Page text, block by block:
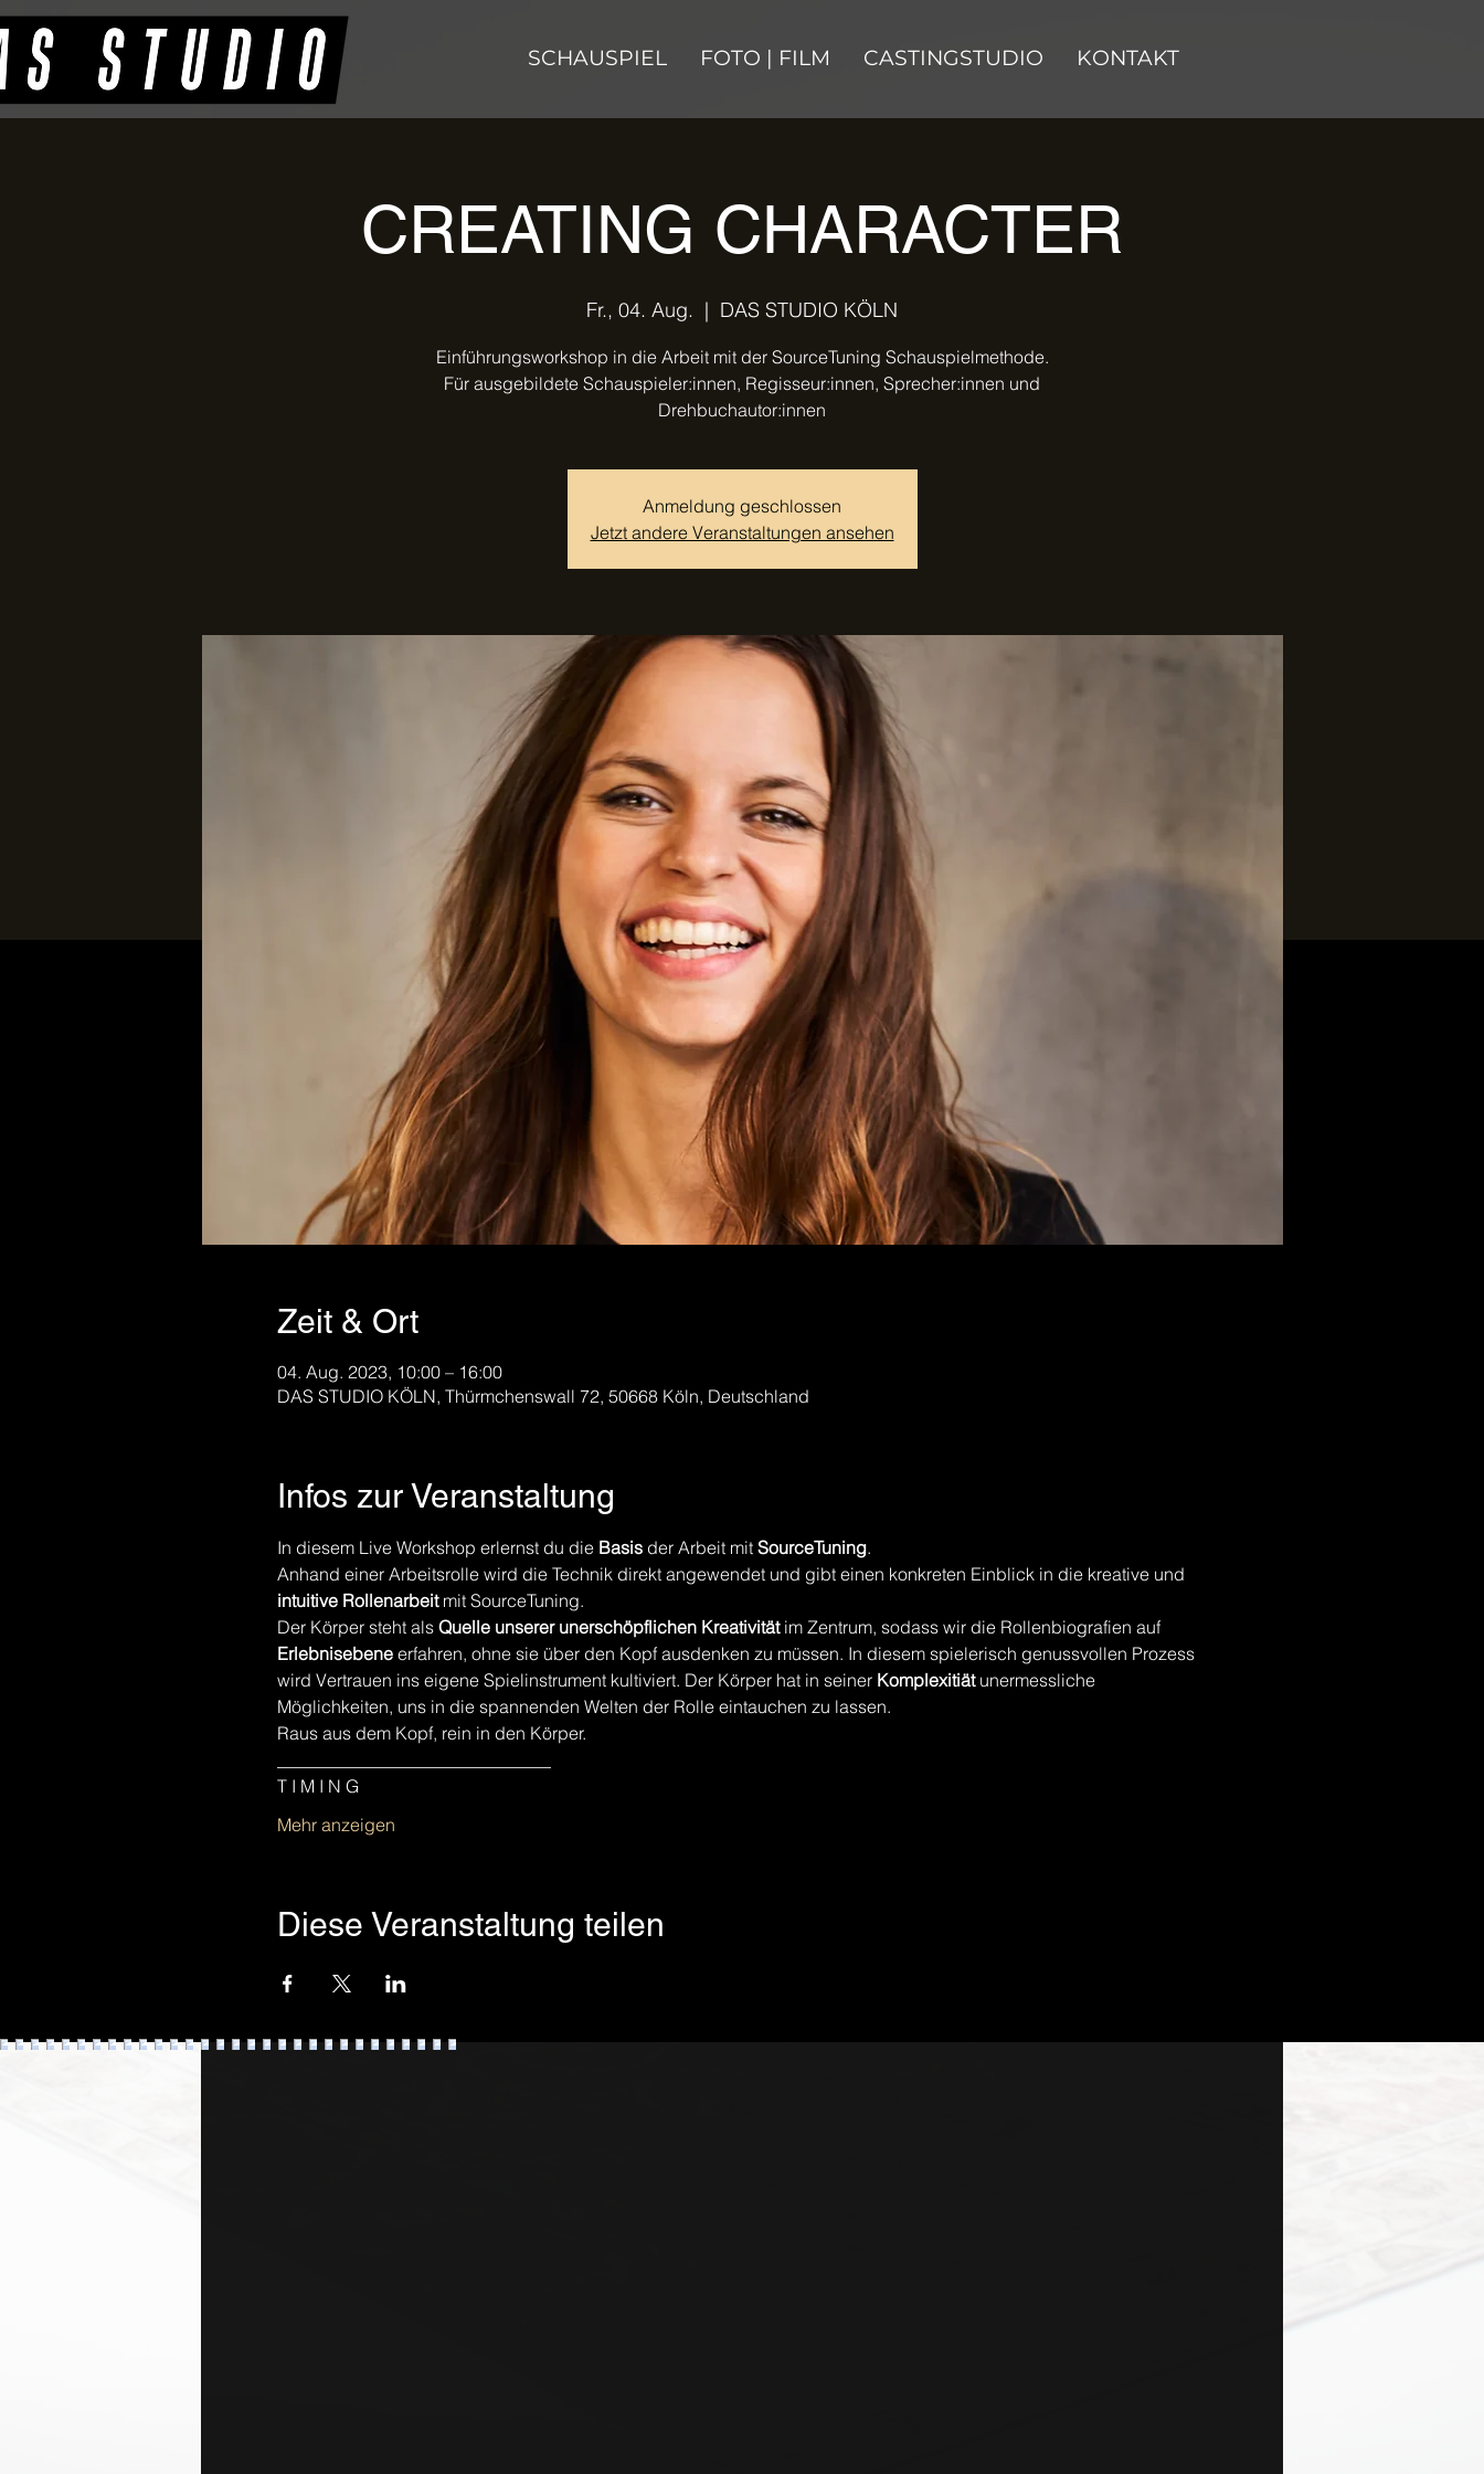
SCHAUSPIEL FOTO | FILM CASTINGSTUDIO KONTAKT
CREATING CHARACTER
Fr., 04. Aug.
  |
DAS STUDIO KÖLN
Einführungsworkshop in die Arbeit mit der SourceTuning Schauspielmethode.
Für ausgebildete Schauspieler:innen, Regisseur:innen, Sprecher:innen und
Drehbuchautor:innen
Anmeldung geschlossen
Jetzt andere Veranstaltungen ansehen
Zeit & Ort
04. Aug. 2023, 10:00 – 16:00
DAS STUDIO KÖLN, Thürmchenswall 72, 50668 Köln, Deutschland
Infos zur Veranstaltung
In diesem Live Workshop erlernst du die Basis der Arbeit mit SourceTuning.
Anhand einer Arbeitsrolle wird die Technik direkt angewendet und gibt einen konkreten Einblick in die kreative und
intuitive Rollenarbeit mit SourceTuning.
Der Körper steht als Quelle unserer unerschöpflichen Kreativität im Zentrum, sodass wir die Rollenbiografien auf
Erlebnisebene erfahren, ohne sie über den Kopf ausdenken zu müssen. In diesem spielerisch genussvollen Prozess
wird Vertrauen ins eigene Spielinstrument kultiviert. Der Körper hat in seiner Komplexitiät unermessliche
Möglichkeiten, uns in die spannenden Welten der Rolle eintauchen zu lassen.
Raus aus dem Kopf, rein in den Körper.
T I M I N G
Mehr anzeigen
Diese Veranstaltung teilen